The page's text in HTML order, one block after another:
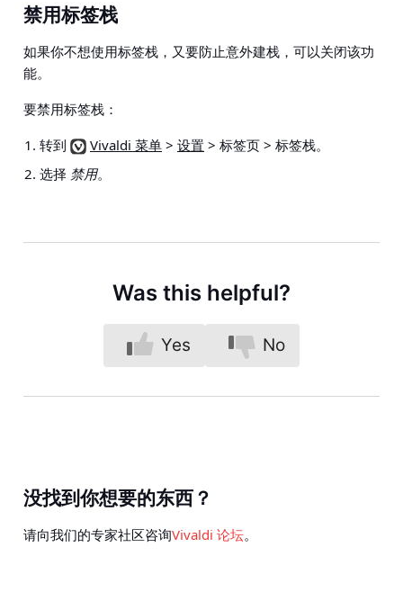
禁用标签栈
如果你不想使用标签栈，又要防止意外建栈，可以关闭该功
能。
要禁用标签栈：
转到
Vivaldi 菜单 > 设置 > 标签页 > 标签栈。
选择 禁用。
Was this helpful?
Yes No
没找到你想要的东西？
请向我们的专家社区咨询Vivaldi 论坛。